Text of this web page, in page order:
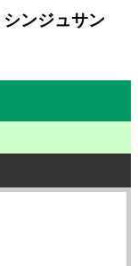
シンジュサン